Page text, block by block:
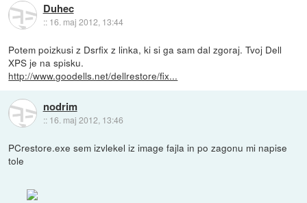
Duhec
:: 16. maj 2012, 13:44
Potem poizkusi z Dsrfix z linka, ki si ga sam dal zgoraj. Tvoj Dell
XPS je na spisku.
http://www.goodells.net/dellrestore/fix...
nodrim
:: 16. maj 2012, 13:46
PCrestore.exe sem izvlekel iz image fajla in po zagonu mi napise
tole